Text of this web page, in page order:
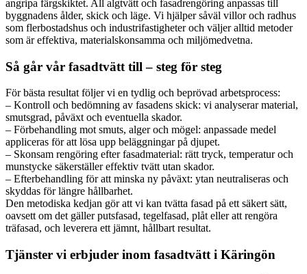
angripa färgskiktet. All algtvätt och fasadrengöring anpassas till
byggnadens ålder, skick och läge. Vi hjälper såväl villor och radhus
som flerbostadshus och industrifastigheter och väljer alltid metoder
som är effektiva, materialskonsamma och miljömedvetna.
Så går vår fasadtvätt till – steg för steg
För bästa resultat följer vi en tydlig och beprövad arbetsprocess:
– Kontroll och bedömning av fasadens skick: vi analyserar material,
smutsgrad, påväxt och eventuella skador.
– Förbehandling mot smuts, alger och mögel: anpassade medel
appliceras för att lösa upp beläggningar på djupet.
– Skonsam rengöring efter fasadmaterial: rätt tryck, temperatur och
munstycke säkerställer effektiv tvätt utan skador.
– Efterbehandling för att minska ny påväxt: ytan neutraliseras och
skyddas för längre hållbarhet.
Den metodiska kedjan gör att vi kan tvätta fasad på ett säkert sätt,
oavsett om det gäller putsfasad, tegelfasad, plåt eller att rengöra
träfasad, och leverera ett jämnt, hållbart resultat.
Tjänster vi erbjuder inom fasadtvätt i Käringön